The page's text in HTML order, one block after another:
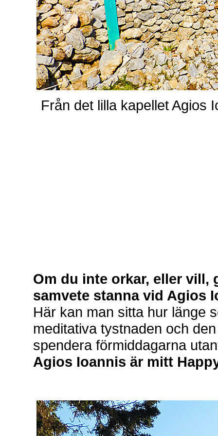
Från det lilla kapellet Agios
Om du inte orkar, eller vill,
samvete stanna vid Agios
Här kan man sitta hur länge
meditativa tystnaden och
spendera förmiddagarna
Agios Ioannis är mitt